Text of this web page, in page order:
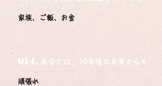
家族、ご飯、お金
Q14. あなたは、10年後の未来からやっ
頑張れ